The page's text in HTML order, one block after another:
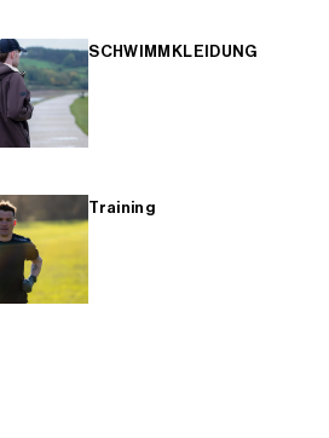
SCHWIMMKLEIDUNG
Training